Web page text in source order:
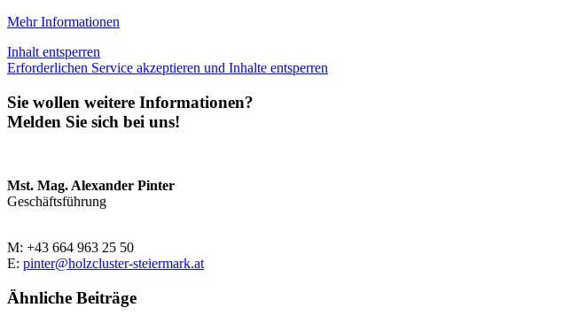
Mehr Informationen
Inhalt entsperren
Erforderlichen Service akzeptieren und Inhalte entsperren
Sie wollen weitere Informationen?
Melden Sie sich bei uns!
Mst. Mag. Alexander Pinter
Geschäftsführung
M: +43 664 963 25 50
E: pinter@holzcluster-steiermark.at
Ähnliche Beiträge